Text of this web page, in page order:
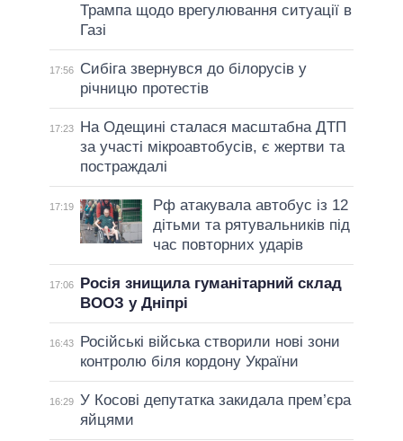
Трампа щодо врегулювання ситуації в
Газі
17:56
Сибіга звернувся до білорусів у
річницю протестів
17:23
На Одещині сталася масштабна ДТП
за участі мікроавтобусів, є жертви та
постраждалі
17:19
Рф атакувала автобус із 12
дітьми та рятувальників під
час повторних ударів
17:06
Росія знищила гуманітарний склад
ВООЗ у Дніпрі
16:43
Російські війська створили нові зони
контролю біля кордону України
16:29 У Косові депутатка закидала прем’єра
яйцями